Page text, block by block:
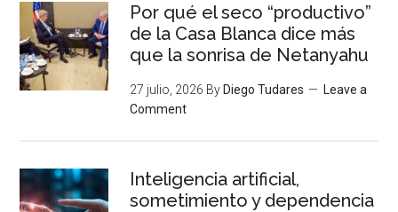
Por qué el seco “productivo”
de la Casa Blanca dice más
que la sonrisa de Netanyahu
27 julio, 2026 By Diego Tudares
Leave a
Comment
Inteligencia artificial,
sometimiento y dependencia